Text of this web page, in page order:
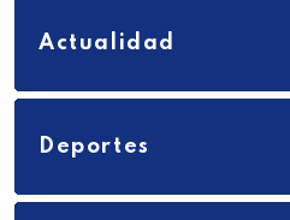
Actualidad
Deportes